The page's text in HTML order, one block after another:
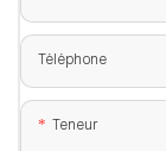
Téléphone
Teneur